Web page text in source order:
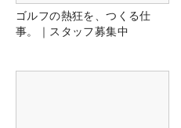
ゴルフの熱狂を、つくる仕
事。｜スタッフ募集中